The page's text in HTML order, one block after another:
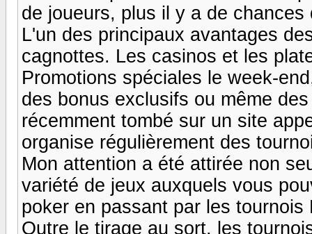
de joueurs, plus il y a de
L'un des principaux avantages
cagnottes. Les casinos et les
Promotions spéciales le week-
des bonus exclusifs ou même
récemment tombé sur un site
organise régulièrement des
Mon attention a été attirée non
variété de jeux auxquels vous
poker en passant par les tournois
Outre le tirage au sort, les